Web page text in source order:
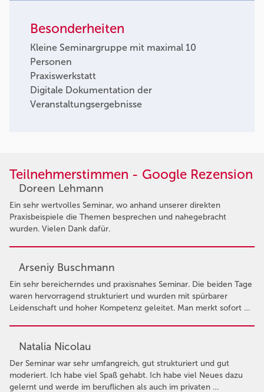
Besonderheiten
Kleine Seminargruppe mit maximal 10
Personen
Praxiswerkstatt
Digitale Dokumentation der
Veranstaltungsergebnisse
Teilnehmerstimmen - Google Rezension
Doreen Lehmann
Ein sehr wertvolles Seminar, wo anhand unserer direkten
Praxisbeispiele die Themen besprechen und nahegebracht
wurden. Vielen Dank dafür.
Arseniy Buschmann
Ein sehr bereicherndes und praxisnahes Seminar. Die beiden Tage
waren hervorragend strukturiert und wurden mit spürbarer
Leidenschaft und hoher Kompetenz geleitet. Man merkt sofort …
Natalia Nicolau
Der Seminar war sehr umfangreich, gut strukturiert und gut
moderiert. Ich habe viel Spaß gehabt. Ich habe viel Neues dazu
gelernt und werde im beruflichen als auch im privaten …